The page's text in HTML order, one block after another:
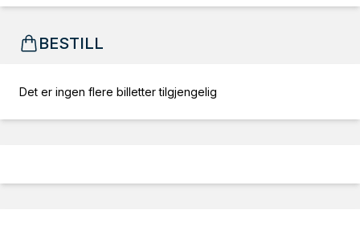
BESTILL
Det er ingen flere billetter tilgjengelig